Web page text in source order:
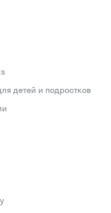
детей и подростков